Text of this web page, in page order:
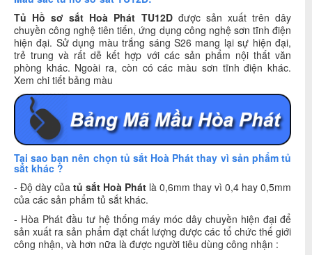
Tủ Hồ sơ sắt Hoà Phát TU12Dđược sản xuất trên dây
chuyền công nghệ tiên tiến, ứng dụng công nghệ sơn tĩnh điện
hiện đại. Sử dụng màu trắng sáng S26 mang lại sự hiện đại,
trẻ trung và rất dễ kết hợp với các sản phẩm nội thất văn
phòng khác. Ngoài ra, còn có các màu sơn tĩnh điện khác.
Xem chi tiết bảng màu
Tại sao bạn nên chọn tủ sắt Hoà Phát thay vì sản phẩm tủ
sắt khác ?
- Độ dày của tủ sắt Hoà Phát là 0,6mm thay vì 0,4 hay 0,5mm
của các sản phẩm tủ sắt khác.
- Hòa Phát đầu tư hệ thống máy móc dây chuyền hiện đại để
sản xuất ra sản phẩm đạt chất lượng được các tổ chức thế giới
công nhận, và hơn nữa là được người tiêu dùng công nhận :